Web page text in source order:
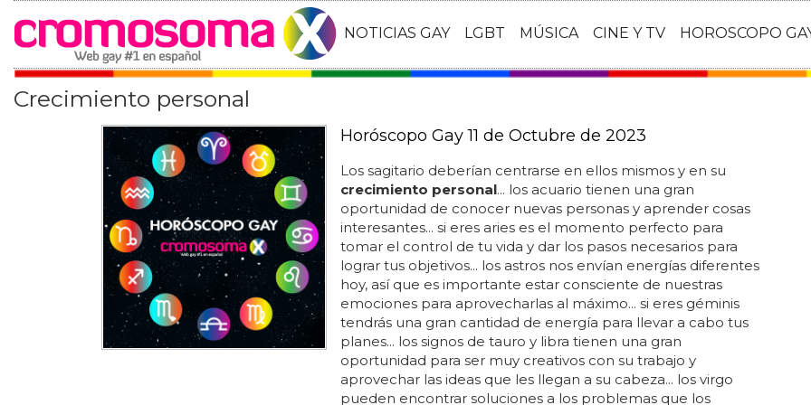
NOTICIAS GAY LGBT MÚSICA CINE Y TV HOROSCOPO
Crecimiento personal
Horóscopo Gay 11 de Octubre de 2023
Los sagitario deberían centrarse en ellos mismos y en su
crecimiento personal... los acuario tienen una gran
oportunidad de conocer nuevas personas y aprender cosas
interesantes... si eres aries es el momento perfecto para
tomar el control de tu vida y dar los pasos necesarios para
lograr tus objetivos... los astros nos envían energías diferentes
hoy, así que es importante estar consciente de nuestras
emociones para aprovecharlas al máximo... si eres géminis
tendrás una gran cantidad de energía para llevar a cabo tus
planes... los signos de tauro y libra tienen una gran
oportunidad para ser muy creativos con su trabajo y
aprovechar las ideas que les llegan a su cabeza... los virgo
pueden encontrar soluciones a los problemas que los